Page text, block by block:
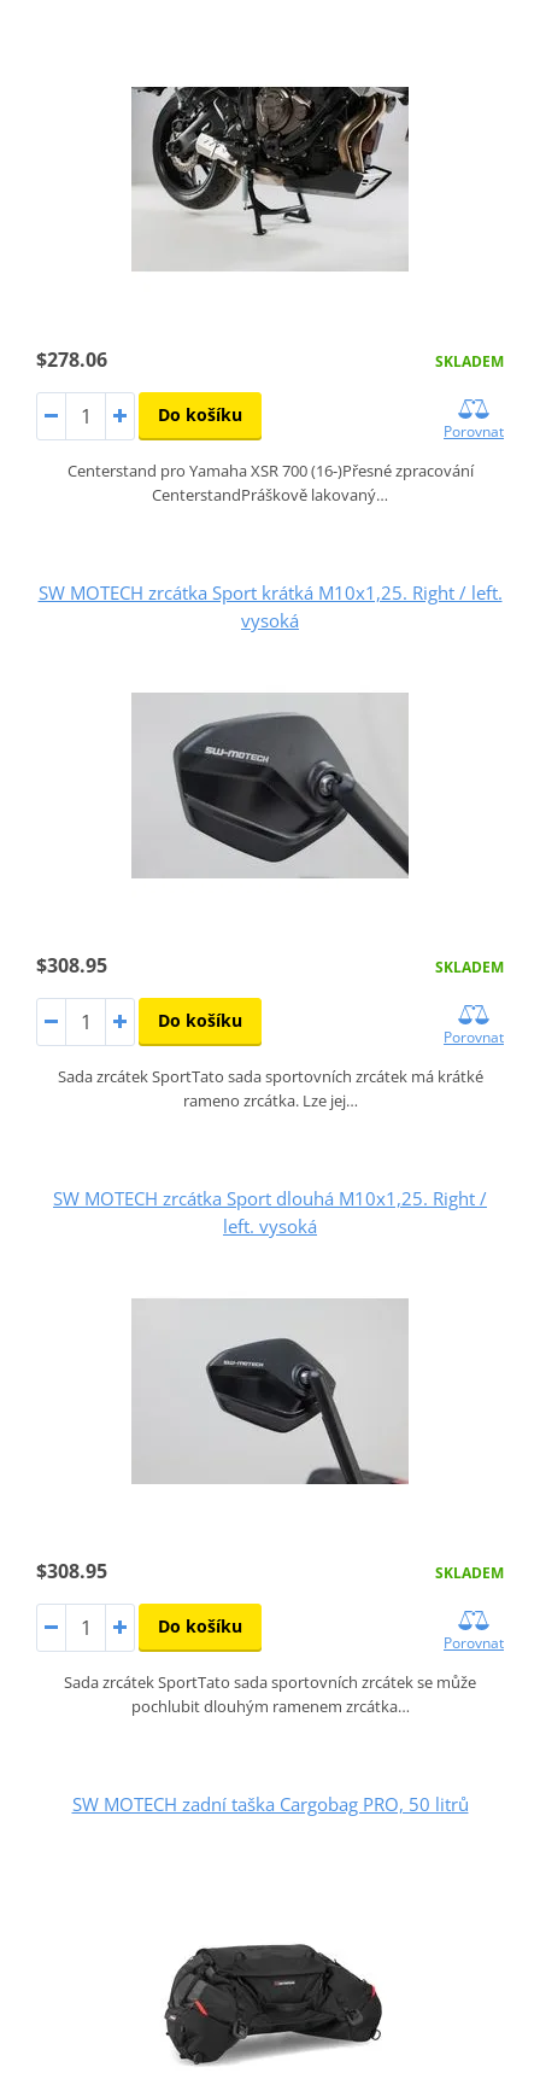
$278.06 SKLADEM
Do košíku
Porovnat
Centerstand pro Yamaha XSR 700 (16-)Přesné zpracování
CenterstandPráškově lakovaný…
SW MOTECH zrcátka Sport krátká M10x1,25. Right / left.
vysoká
$308.95 SKLADEM
Do košíku
Porovnat
Sada zrcátek SportTato sada sportovních zrcátek má krátké
rameno zrcátka. Lze jej…
SW MOTECH zrcátka Sport dlouhá M10x1,25. Right /
left. vysoká
$308.95 SKLADEM
Do košíku
Porovnat
Sada zrcátek SportTato sada sportovních zrcátek se může
pochlubit dlouhým ramenem zrcátka…
SW MOTECH zadní taška Cargobag PRO, 50 litrů